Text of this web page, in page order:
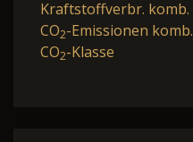
Kraftstoffverbr. komb.
CO2-Emissionen komb.
CO2-Klasse